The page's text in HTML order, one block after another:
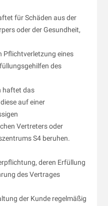
für Schäden aus der
oder der Gesundheit,
Pflichtverletzung eines
des
haftet das
auf einer
Vertreters oder
S4 beruhen.
deren Erfüllung
des Vertrages
der Kunde regelmäßig